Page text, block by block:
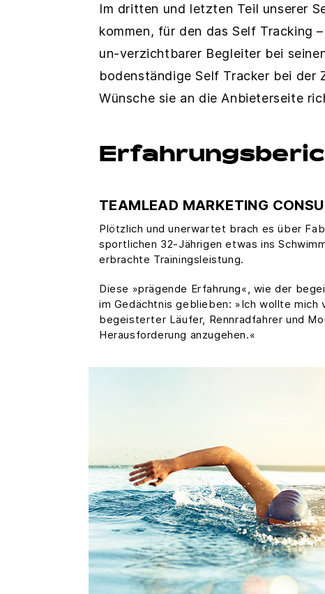
Im dritten und letzten Teil unserer
kommen, für den das Self Tracking
un-verzichtbarer Begleiter bei
bodenständige Self Tracker bei der
Wünsche sie an die Anbieterseite
TEAMLEAD MARKETING
Plötzlich und unerwartet brach es über
sportlichen 32-Jährigen etwas ins
erbrachte Trainingsleistung.
Diese »prägende Erfahrung«, wie der
im Gedächtnis geblieben: »Ich wollte
begeisterter Läufer, Rennradfahrer und
Herausforderung anzugehen.«